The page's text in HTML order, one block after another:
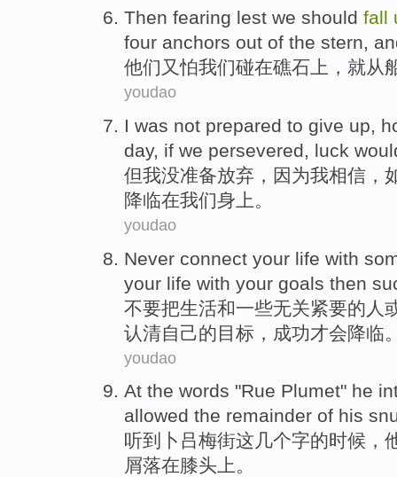
Then fearing lest we should fall
four anchors out of the stern,
他们 又怕我们碰在礁石 上， 就从
youdao
I was not prepared to give up,
day, if we persevered, luck
但我没准备放弃 ， 因为我相信 ，
降临在我们身上。
youdao
Never connect your life with
your life with your goals then
不要把生活和一些无关紧要的人
认清自己的目标 ，成功才会降临
youdao
At the words "Rue Plumet" he
allowed the remainder of his
听到卜吕梅街这 几个字的时候，
屑落在膝头上。